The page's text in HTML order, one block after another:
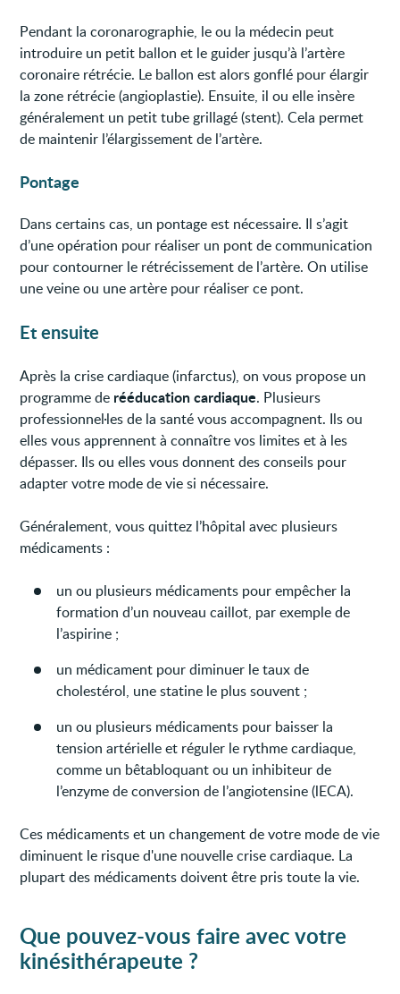
Pendant la coronarographie, le ou la médecin peut
introduire un petit ballon et le guider jusqu’à l’artère
coronaire rétrécie. Le ballon est alors gonflé pour élargir
la zone rétrécie (angioplastie). Ensuite, il ou elle insère
généralement un petit tube grillagé (stent). Cela permet
de maintenir l’élargissement de l’artère.
Pontage
Dans certains cas, un pontage est nécessaire. Il s’agit
d’une opération pour réaliser un pont de communication
pour contourner le rétrécissement de l’artère. On utilise
une veine ou une artère pour réaliser ce pont.
Et ensuite
Après la crise cardiaque (infarctus), on vous propose un
programme de rééducation cardiaque. Plusieurs
professionnel·les de la santé vous accompagnent. Ils ou
elles vous apprennent à connaître vos limites et à les
dépasser. Ils ou elles vous donnent des conseils pour
adapter votre mode de vie si nécessaire.
Généralement, vous quittez l’hôpital avec plusieurs
médicaments :
un ou plusieurs médicaments pour empêcher la
formation d’un nouveau caillot, par exemple de
l’aspirine ;
un médicament pour diminuer le taux de
cholestérol, une statine le plus souvent ;
un ou plusieurs médicaments pour baisser la
tension artérielle et réguler le rythme cardiaque,
comme un bêtabloquant ou un inhibiteur de
l’enzyme de conversion de l’angiotensine (lECA).
Ces médicaments et un changement de votre mode de vie
diminuent le risque d'une nouvelle crise cardiaque. La
plupart des médicaments doivent être pris toute la vie.
Que pouvez-vous faire avec votre
kinésithérapeute ?